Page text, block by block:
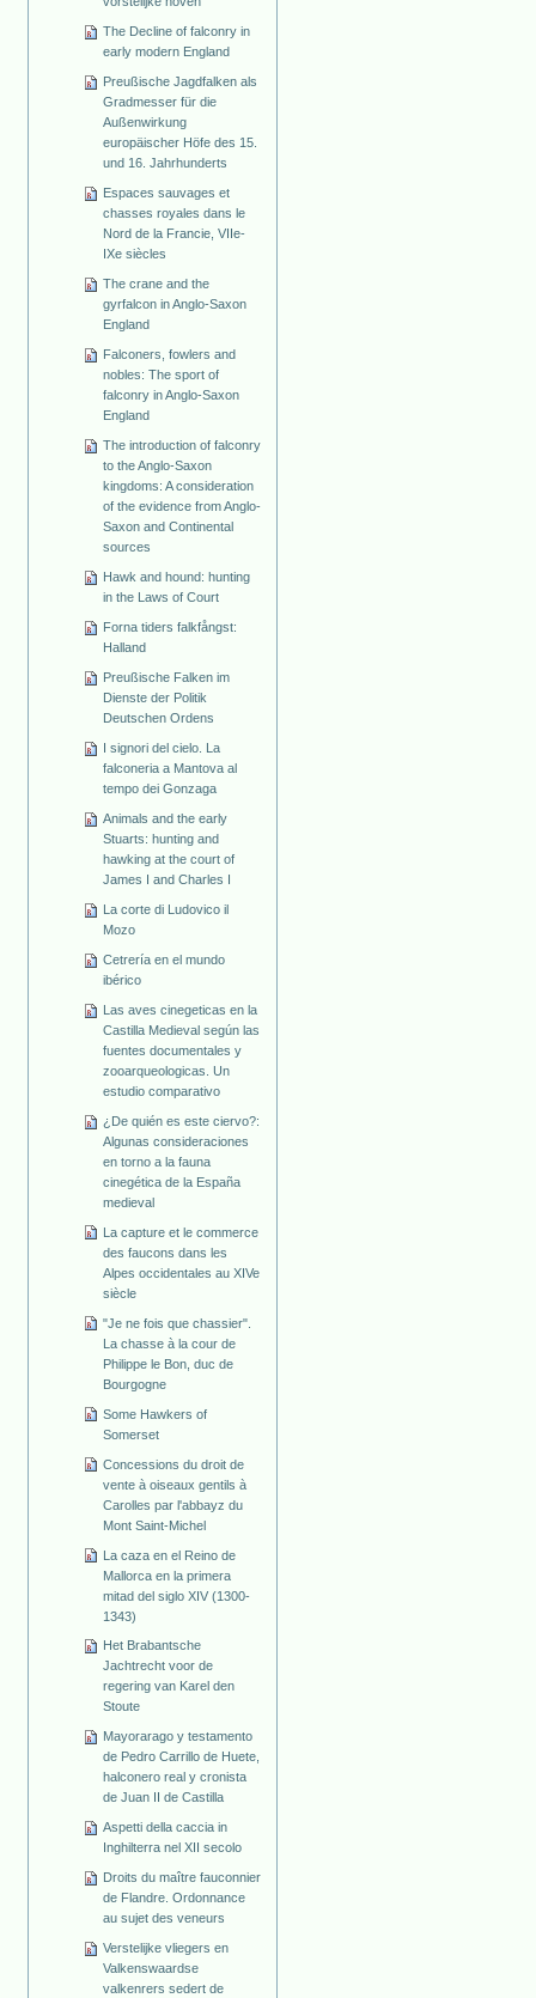
The Decline of falconry in
early modern England
Preußische Jagdfalken als
Gradmesser für die
Außenwirkung
europäischer Höfe des 15.
und 16. Jahrhunderts
Espaces sauvages et
chasses royales dans le
Nord de la Francie, VIIe-
IXe siècles
The crane and the
gyrfalcon in Anglo-Saxon
England
Falconers, fowlers and
nobles: The sport of
falconry in Anglo-Saxon
England
The introduction of falconry
to the Anglo-Saxon
kingdoms: A consideration
of the evidence from Anglo-
Saxon and Continental
sources
Hawk and hound: hunting
in the Laws of Court
Forna tiders falkfångst:
Halland
Preußische Falken im
Dienste der Politik
Deutschen Ordens
I signori del cielo. La
falconeria a Mantova al
tempo dei Gonzaga
Animals and the early
Stuarts: hunting and
hawking at the court of
James I and Charles I
La corte di Ludovico il
Mozo
Cetrería en el mundo
ibérico
Las aves cinegeticas en la
Castilla Medieval según las
fuentes documentales y
zooarqueologicas. Un
estudio comparativo
¿De quién es este ciervo?:
Algunas consideraciones
en torno a la fauna
cinegética de la España
medieval
La capture et le commerce
des faucons dans les
Alpes occidentales au XIVe
siècle
"Je ne fois que chassier".
La chasse à la cour de
Philippe le Bon, duc de
Bourgogne
Some Hawkers of
Somerset
Concessions du droit de
vente à oiseaux gentils à
Carolles par l'abbayz du
Mont Saint-Michel
La caza en el Reino de
Mallorca en la primera
mitad del siglo XIV (1300-
1343)
Het Brabantsche
Jachtrecht voor de
regering van Karel den
Stoute
Mayorarago y testamento
de Pedro Carrillo de Huete,
halconero real y cronista
de Juan II de Castilla
Aspetti della caccia in
Inghilterra nel XII secolo
Droits du maître fauconnier
de Flandre. Ordonnance
au sujet des veneurs
Verstelijke vliegers en
Valkenswaardse
valkenrers sedert de